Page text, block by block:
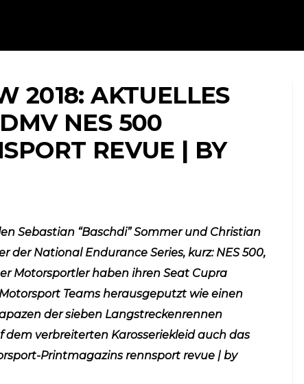
2018: AKTUELLES
NES 500
REVUE | BY
Sebastian “Baschdi” Sommer und Christian
National Endurance Series, kurz: NES 500,
Motorsportler haben ihren Seat Cupra
Teams herausgeputzt wie einen
der sieben Langstreckenrennen
dem verbreiterten Karosseriekleid auch das
Printmagazins rennsport revue | by
11 Jahre werk1® nine |
eleven boxerstories:
Bestellen Sie jetzt die
Frühjahrsausgabe №
01 | 2024 (erscheint
am 23. April 2024)
online auf
netzwerkeins | GO!